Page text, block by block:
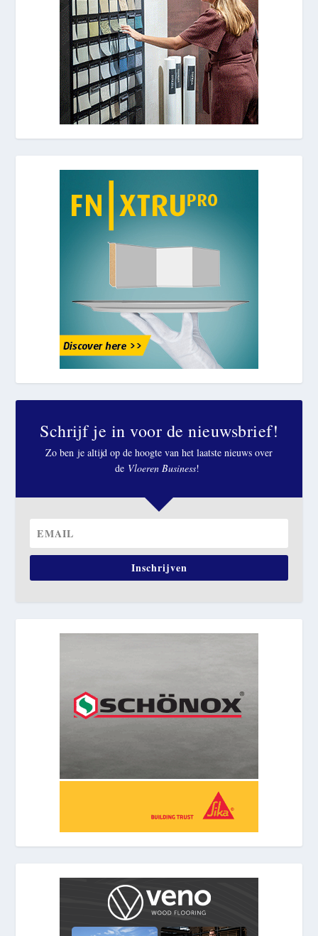
Schrijf je in voor de nieuwsbrief!
Zo ben je altijd op de hoogte van het laatste nieuws over
de Vloeren Business!
Inschrijven